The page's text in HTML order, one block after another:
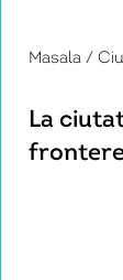
Masala /
La